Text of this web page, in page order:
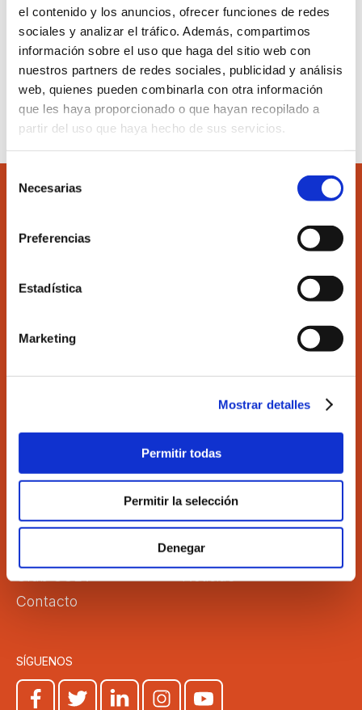
el contenido y los anuncios, ofrecer funciones de redes
sociales y analizar el tráfico. Además, compartimos
información sobre el uso que haga del sitio web con
nuestros partners de redes sociales, publicidad y análisis
web, quienes pueden combinarla con otra información
que les haya proporcionado o que hayan recopilado a
partir del uso que haya hecho de sus servicios.
Necesarias
Preferencias
Estadística
Marketing
Mostrar detalles
Permitir todas
Permitir la selección
Denegar
Volver a Aula Virtual
Ilustre Colegio de Economistas de Valencia
Tel. 963 529 869
El Colegio
Directorio
Formación
Comisiones
Empleo
Transparencia
Club COEV
Noticias
Contacto
SÍGUENOS